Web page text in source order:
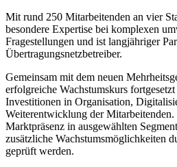
Mit rund 250 Mitarbeitenden an vier
besondere Expertise bei komplexen
Fragestellungen und ist langjähriger
Übertragungsnetzbetreiber.
Gemeinsam mit dem neuen
erfolgreiche Wachstumskurs
Investitionen in Organisation,
Weiterentwicklung der
Marktpräsenz in ausgewählten
zusätzliche Wachstumsmöglichkeiten
geprüft werden.